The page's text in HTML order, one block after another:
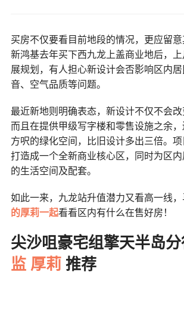
买房不仅要看目前地段的情况，更应留意
新鸿基去年买下西九龙上盖商业地后，
展规划，有人担心新设计会否影响区内
音、空气品质等问题。
最近新地则明确表态，新设计不仅不会改
而且在提供甲级写字楼和零售设施之余
方呎的绿化空间，比旧设计多出三倍。
打造成一个全新商业核心区，同时为区
的生活空间及配套。
如此一来，九龙站升值潜力又看高一线，
的厚莉一起看看区内有什么在售好房！
尖沙咀豪宅组擎天半岛
监 厚莉推荐